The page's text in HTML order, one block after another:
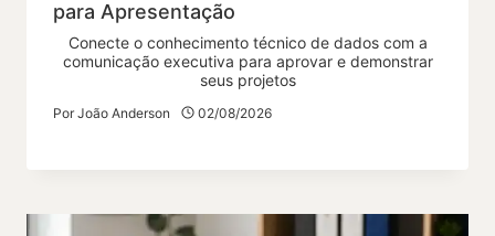
para Apresentação
Conecte o conhecimento técnico de dados com a
comunicação executiva para aprovar e demonstrar
seus projetos
Por João Anderson 02/08/2026